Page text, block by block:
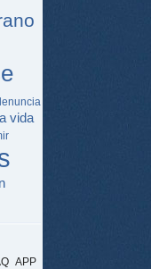
vida
APP